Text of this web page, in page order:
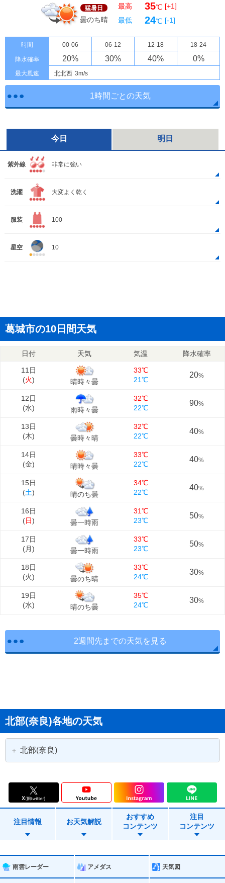
猛暑日
曇のち晴
最高 35℃ [+1]
最低
24℃ [-1]
時間 00-06 06-12 12-18 18-24
降水確率 20% 30% 40% 0%
最大風速 北北西 3m/s
1時間ごとの天気
今日 明日
紫外線 非常に強い
洗濯 大変よく乾く
服装 100
星空 10
葛城市の10日間天気
日付 天気 気温 降水確率
11日
(火) 晴時々曇
33℃
21℃
20%
12日
(水) 雨時々曇
32℃
22℃
90%
13日
(木) 曇時々晴
32℃
22℃
40%
14日
(金) 晴時々曇
33℃
22℃
40%
15日
(土) 晴のち曇
34℃
22℃
40%
16日
(日) 曇一時雨
31℃
23℃
50%
17日
(月) 曇一時雨
33℃
23℃
50%
18日
(火) 曇のち晴
33℃
24℃
30%
19日
(水) 晴のち曇
35℃
24℃
30%
2週間先までの天気を見る
北部(奈良)各地の天気
北部(奈良)
大和郡山市 天理市
橿原市 桜井市
生駒市
注目情報 お天気解説
おすすめ
コンテンツ
注目
コンテンツ
雨雲レーダー アメダス 天気図